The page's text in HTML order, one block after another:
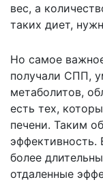
вес, а
таких диет,
Но самое
получали СПП,
метаболитов,
есть тех,
печени. Таким
эффективность.
более
отдаленные